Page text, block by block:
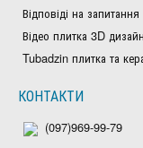
Відповіді на запитання
Відео плитка 3D дизайн
Tubadzin плитка та
КОНТАКТИ
(097)969-99-79